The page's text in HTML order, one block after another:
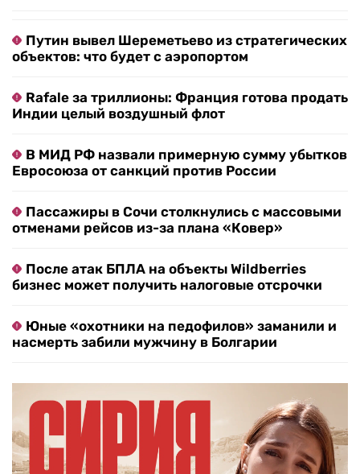
Путин вывел Шереметьево из стратегических
объектов: что будет с аэропортом
Rafale за триллионы: Франция готова продать
Индии целый воздушный флот
В МИД РФ назвали примерную сумму убытков
Евросоюза от санкций против России
Пассажиры в Сочи столкнулись с массовыми
отменами рейсов из-за плана «Ковер»
После атак БПЛА на объекты Wildberries
бизнес может получить налоговые отсрочки
Юные «охотники на педофилов» заманили и
насмерть забили мужчину в Болгарии